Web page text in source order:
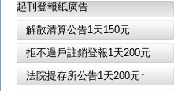
起刊登報紙廣告
解散清算公告1天150元
拒不過戶註銷登報1天200元
法院提存所公告1天200元↑